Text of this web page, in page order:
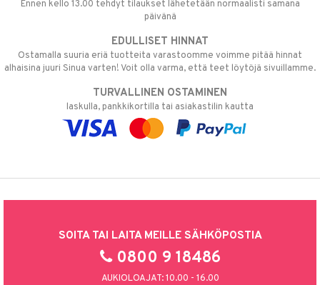
Ennen kello 13.00 tehdyt tilaukset lähetetään normaalisti samana
päivänä
EDULLISET HINNAT
Ostamalla suuria eriä tuotteita varastoomme voimme pitää hinnat
alhaisina juuri Sinua varten! Voit olla varma, että teet löytöjä sivuillamme.
TURVALLINEN OSTAMINEN
laskulla, pankkikortilla tai asiakastilin kautta
SOITA TAI LAITA MEILLE SÄHKÖPOSTIA
0800 9 18486
AUKIOLOAJAT: 10.00 - 16.00